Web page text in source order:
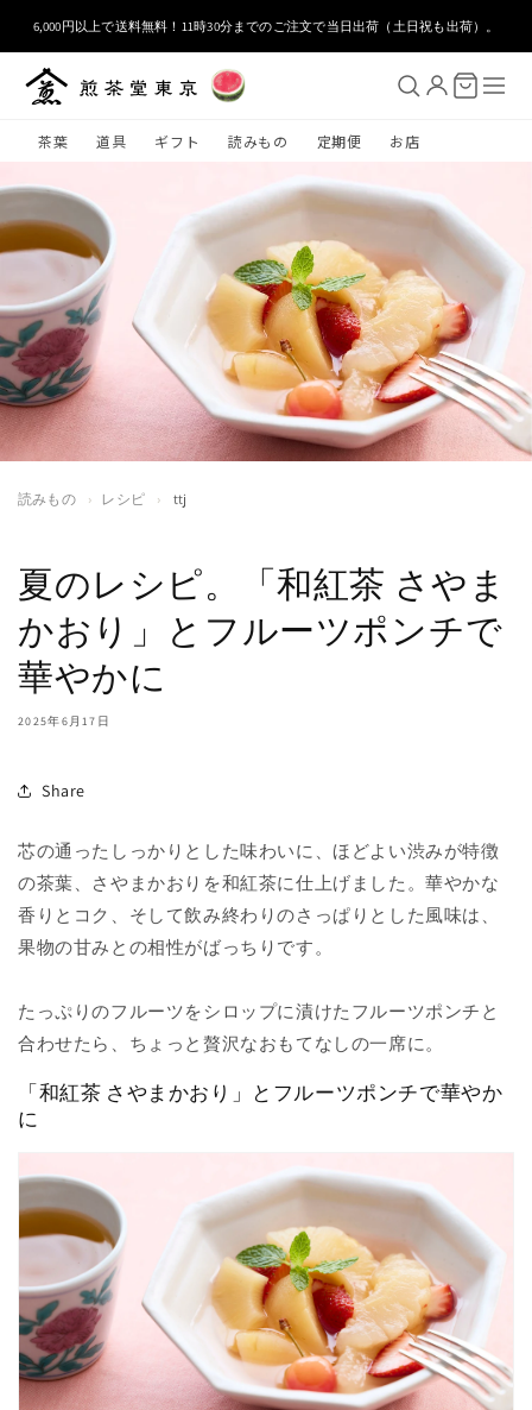
ンツに
進む
6,000円以上で送料無料！11時30分までのご注文で当日出荷（土日祝も出荷）。
茶葉 道具 ギフト 読みもの 定期便 お店
読みもの › レシピ › ttj
夏のレシピ。「和紅茶 さやま
かおり」とフルーツポンチで
華やかに
2025年6月17日
Share
芯の通ったしっかりとした味わいに、ほどよい渋みが特徴
の茶葉、さやまかおりを和紅茶に仕上げました。華やかな
香りとコク、そして飲み終わりのさっぱりとした風味は、
果物の甘みとの相性がばっちりです。
たっぷりのフルーツをシロップに漬けたフルーツポンチと
合わせたら、ちょっと贅沢なおもてなしの一席に。
「和紅茶 さやまかおり」とフルーツポンチで華やか
に